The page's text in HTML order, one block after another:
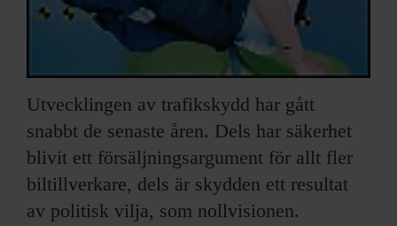
Utvecklingen av trafikskydd har gått
snabbt de senaste åren. Dels har säkerhet
blivit ett försäljningsargument för allt fler
biltillverkare, dels är skydden ett resultat
av politisk vilja, som nollvisionen.